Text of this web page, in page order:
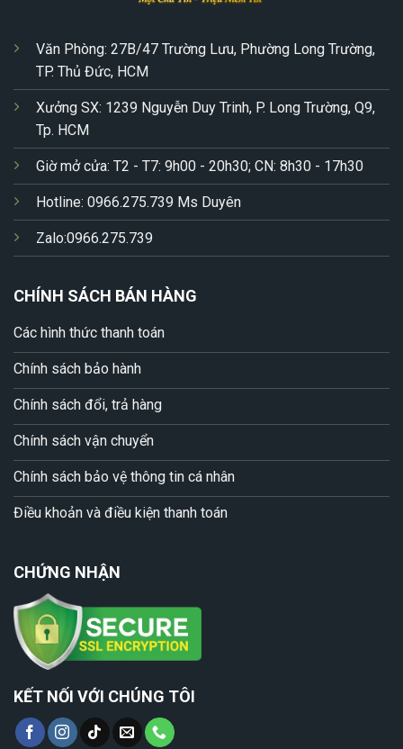
Văn Phòng: 27B/47 Trường Lưu, Phường Long Trường,
TP. Thủ Đức, HCM
Xưởng SX: 1239 Nguyễn Duy Trinh, P. Long Trường, Q9,
Tp. HCM
Giờ mở cửa: T2 - T7: 9h00 - 20h30; CN: 8h30 - 17h30
Hotline: 0966.275.739 Ms Duyên
Zalo:0966.275.739
CHÍNH SÁCH BÁN HÀNG
Các hình thức thanh toán
Chính sách bảo hành
Chính sách đổi, trả hàng
Chính sách vận chuyển
Chính sách bảo vệ thông tin cá nhân
Điều khoản và điều kiện thanh toán
CHỨNG NHẬN
KẾT NỐI VỚI CHÚNG TÔI